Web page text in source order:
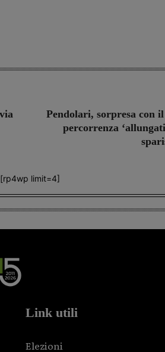
Pendolari, sorpresa con
percorrenza
[rp4wp limit=4]
Link utili
Elezioni